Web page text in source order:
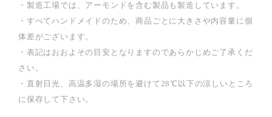
・製造工場では、アーモンドを含む製品も製造しています。
・すべてハンドメイドのため、商品ごとに大きさや内容量に個
体差がございます。
・表記はおおよその目安となりますのであらかじめご了承くだ
さい。
・直射日光、高温多湿の場所を避けて28℃以下の涼しいところ
に保存して下さい。